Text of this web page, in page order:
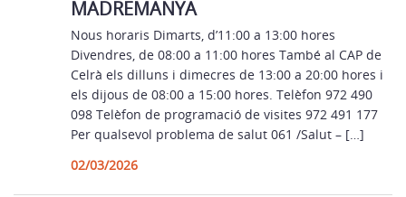
MADREMANYA
Nous horaris Dimarts, d’11:00 a 13:00 hores
Divendres, de 08:00 a 11:00 hores També al CAP de
Celrà els dilluns i dimecres de 13:00 a 20:00 hores i
els dijous de 08:00 a 15:00 hores. Telèfon 972 490
098 Telèfon de programació de visites 972 491 177
Per qualsevol problema de salut 061 /Salut – […]
02/03/2026